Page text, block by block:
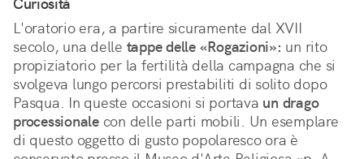
Curiosità
L'oratorio era, a partire sicuramente dal XVII
secolo, una delle tappe delle «Rogazioni»: un rito
propiziatorio per la fertilità della campagna che si
svolgeva lungo percorsi prestabiliti di solito dopo
Pasqua. In queste occasioni si portava un drago
processionalecon delle parti mobili. Un esemplare
di questo oggetto di gusto popolaresco ora è